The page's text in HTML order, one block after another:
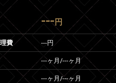
--- 円
費 ---円
---ヶ月 /---ヶ月
---ヶ月 /---ヶ月